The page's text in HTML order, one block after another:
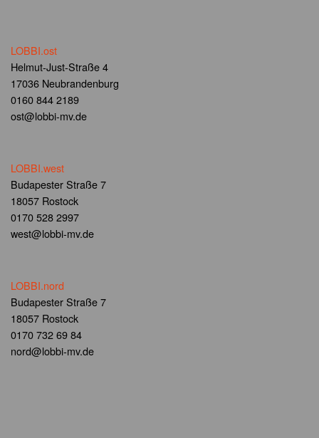
LOBBI.ost
Helmut-Just-Straße 4
17036 Neubrandenburg
0160 844 2189
ost@lobbi-mv.de
LOBBI.west
Budapester Straße 7
18057 Rostock
0170 528 2997
west@lobbi-mv.de
LOBBI.nord
Budapester Straße 7
18057 Rostock
0170 732 69 84
nord@lobbi-mv.de